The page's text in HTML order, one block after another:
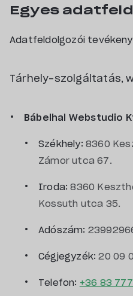
Egyes
Adatfeldolgozói
Tárhely-szolgáltatás,
Bábelhal Webstudio
Székhely: 8360
Zámor utca 67.
Iroda: 8360
Kossuth utca 35.
Adószám:
Cégjegyzék: 20 09
Telefon: +36 83